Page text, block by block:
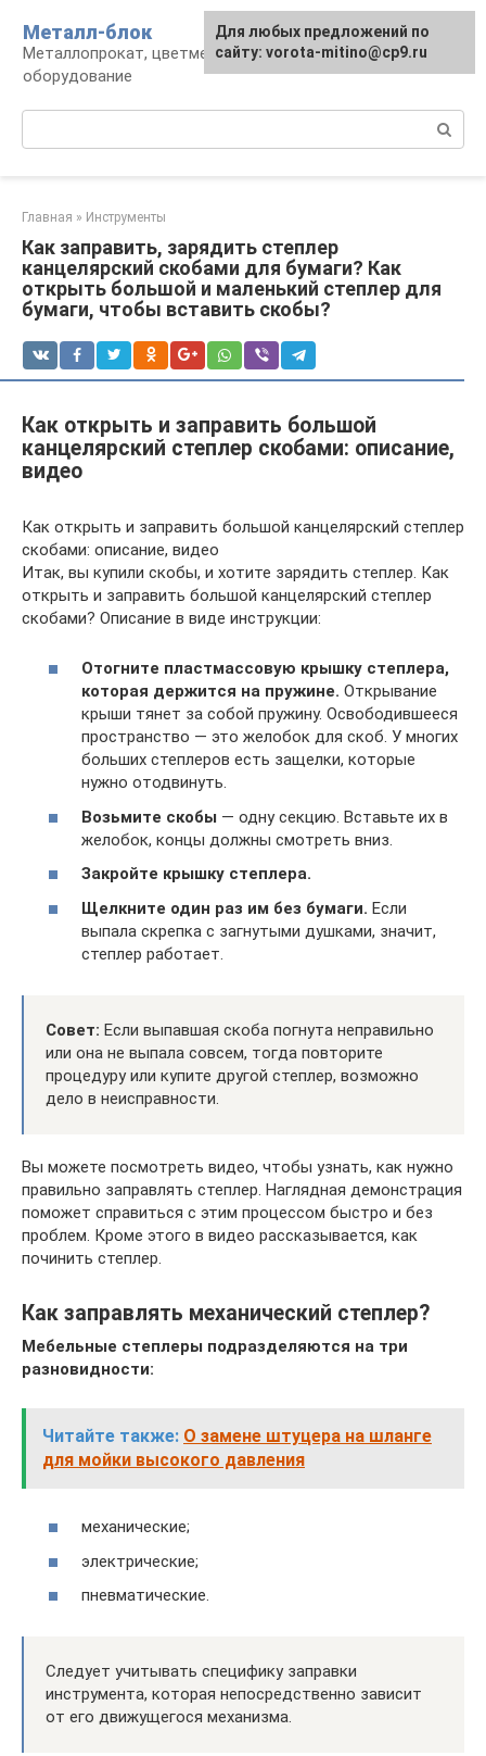
контенту
Металл-блок
Металлопрокат, цветмет, обработка и
оборудование
Главная » Инструменты
Как заправить, зарядить степлер
канцелярский скобами для бумаги? Как
открыть большой и маленький степлер для
бумаги, чтобы вставить скобы?
Как открыть и заправить большой
канцелярский степлер скобами: описание,
видео
Как открыть и заправить большой канцелярский степлер
скобами: описание, видео
Итак, вы купили скобы, и хотите зарядить степлер. Как
открыть и заправить большой канцелярский степлер
скобами? Описание в виде инструкции:
Отогните пластмассовую крышку степлера,
которая держится на пружине. Открывание
крыши тянет за собой пружину. Освободившееся
пространство — это желобок для скоб. У многих
больших степлеров есть защелки, которые
нужно отодвинуть.
Возьмите скобы — одну секцию. Вставьте их в
желобок, концы должны смотреть вниз.
Закройте крышку степлера.
Щелкните один раз им без бумаги. Если
выпала скрепка с загнутыми душками, значит,
степлер работает.
Совет: Если выпавшая скоба погнута неправильно
или она не выпала совсем, тогда повторите
процедуру или купите другой степлер, возможно
дело в неисправности.
Вы можете посмотреть видео, чтобы узнать, как нужно
правильно заправлять степлер. Наглядная демонстрация
поможет справиться с этим процессом быстро и без
проблем. Кроме этого в видео рассказывается, как
починить степлер.
Как заправлять механический степлер?
Мебельные степлеры подразделяются на три
разновидности:
Читайте также: О замене штуцера на шланге
для мойки высокого давления
механические;
электрические;
пневматические.
Следует учитывать специфику заправки
инструмента, которая непосредственно зависит
от его движущегося механизма.
Для любых предложений по
сайту: vorota-mitino@cp9.ru